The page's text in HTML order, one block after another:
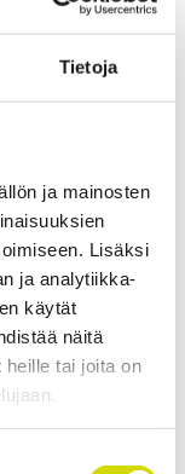
Tietoja
ja mainosten
Lisäksi
ja analytiikka-
käytät
näitä
heille tai joita on